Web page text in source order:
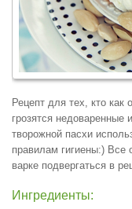
Рецепт для тех, кто как
грозятся
творожной пасхи
правилам гигиены:) Все
варке подвергаться в
Ингредиенты: